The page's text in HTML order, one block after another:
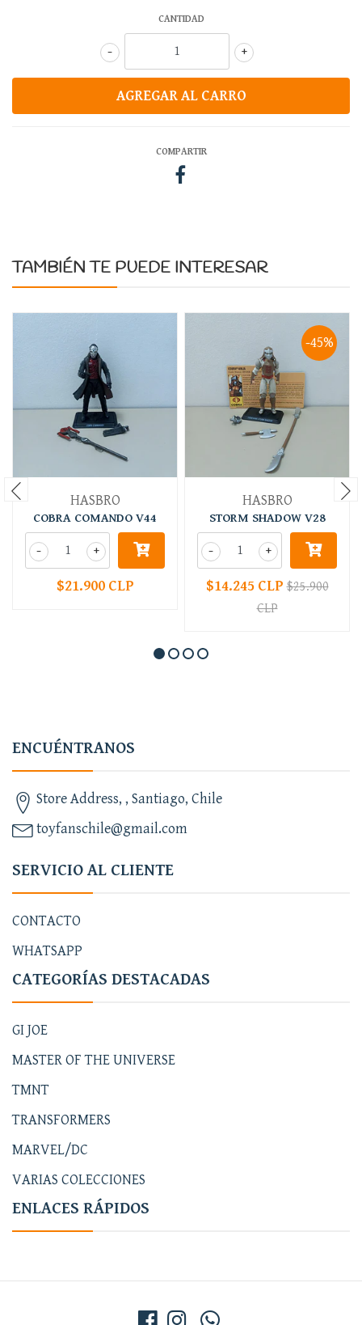
CANTIDAD
+
-
COMPARTIR
TAMBIÉN TE PUEDE INTERESAR
HASBRO
COBRA COMANDO V44
+
-
$21.900 CLP
-45%
HASBRO
STORM SHADOW V28
+
-
$14.245 CLP$25.900
CLP
ENCUÉNTRANOS
Store Address, , Santiago, Chile
toyfanschile@gmail.com
SERVICIO AL CLIENTE
CONTACTO
WHATSAPP
CATEGORÍAS DESTACADAS
GI JOE
MASTER OF THE UNIVERSE
TMNT
TRANSFORMERS
MARVEL/DC
VARIAS COLECCIONES
ENLACES RÁPIDOS